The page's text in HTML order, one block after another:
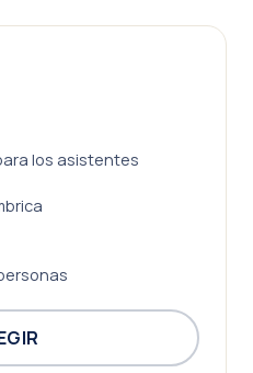
los asistentes